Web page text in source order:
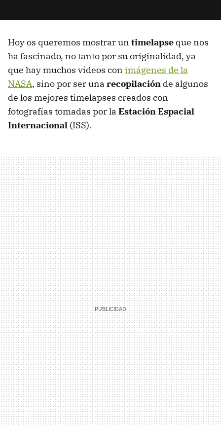
Hoy os queremos mostrar un timelapse que nos
ha fascinado, no tanto por su originalidad, ya
que hay muchos vídeos con imágenes de la
NASA, sino por ser una recopilación de algunos
de los mejores timelapses creados con
fotografías tomadas por la Estación Espacial
Internacional (ISS).